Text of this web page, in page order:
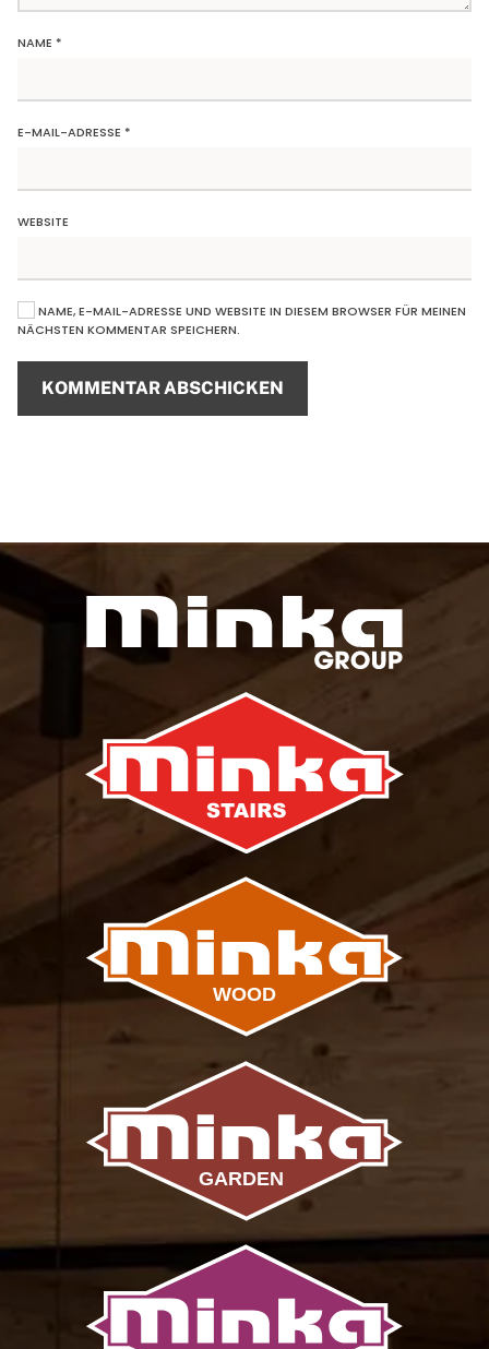
NAME *
E-MAIL-ADRESSE *
WEBSITE
NAME, E-MAIL-ADRESSE UND WEBSITE IN DIESEM BROWSER FÜR MEINEN
NÄCHSTEN KOMMENTAR SPEICHERN.
KOMMENTAR ABSCHICKEN